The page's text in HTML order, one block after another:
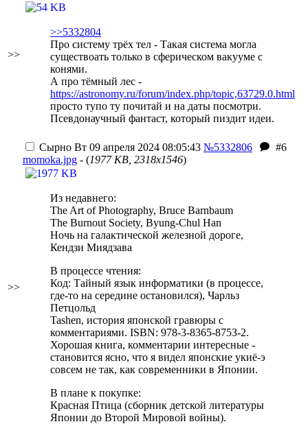
>>
>>5332804
Про систему трёх тел - Такая система могла
существоать только в сферическом вакууме с
конями.
А про тёмный лес -
https://astronomy.ru/forum/index.php/topic,63729.0.html
просто тупо ту почитай и на даты посмотри.
Псевдонаучный фантаст, который пиздит идеи.
>>
Сырно Вт 09 апреля 2024 08:05:43 №5332806
#6
momoka.jpg - (1977 KB, 2318x1546)
Из недавнего:
The Art of Photography, Bruce Barnbaum
The Burnout Society, Byung-Chul Han
Ночь на галактической железной дороге,
Кендзи Миядзава
В процессе чтения:
Код: Тайный язык информатики (в процессе,
где-то на середине остановился), Чарльз
Петцольд
Tashen, история японской гравюры с
комментариями. ISBN: 978-3-8365-8753-2.
Хорошая книга, комментарии интересные -
становится ясно, что я видел японские укиё-э
совсем не так, как современники в Японии.
В плане к покупке:
Красная Птица (сборник детской литературы
Японии до Второй Мировой войны).